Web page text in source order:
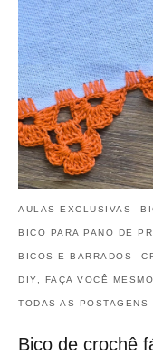
AULAS EXCLUSIVAS
BICO PARA PANO DE
BICOS E BARRADOS
DIY, FAÇA VOCÊ
TODAS AS POSTAGENS
Bico de crochê